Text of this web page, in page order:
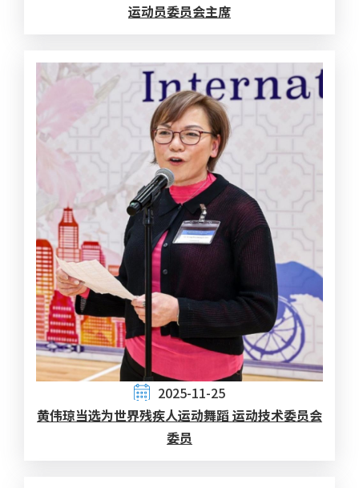
运动员委员会主席
2025-11-25
黄伟琼当选为世界残疾人运动舞蹈 运动技术委员会
委员